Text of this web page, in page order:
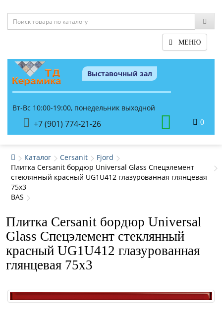
МЕНЮ
Выставочный зал
Вт-Вс 10:00-19:00, понедельник выходной
+7 (901) 774-21-26 0
Каталог Cersanit
Fjord
Плитка Cersanit бордюр Universal Glass Спецэлемент
стеклянный красный UG1U412 глазурованная глянцевая
75x3
BAS
Плитка Cersanit бордюр Universal
Glass Спецэлемент стеклянный
красный UG1U412 глазурованная
глянцевая 75x3